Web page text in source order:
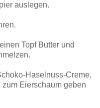
auslegen.
Topf Butter und
Haselnuss-Creme,
Eierschaum geben